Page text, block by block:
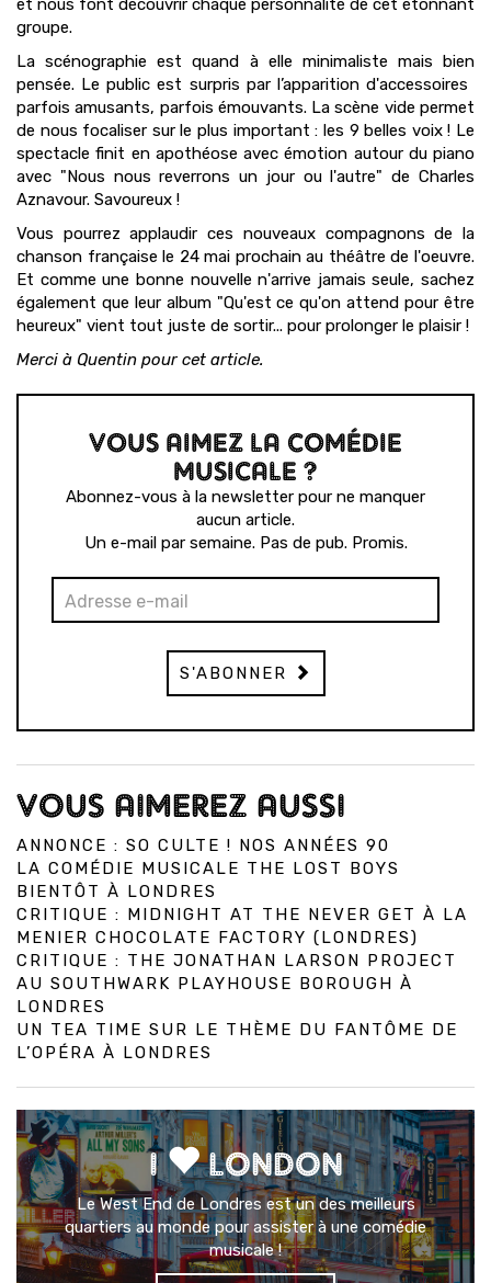
et nous font découvrir chaque personnalité de cet étonnant
groupe.
La scénographie est quand à elle minimaliste ​mais bien
pensée. Le public est surpris par l’apparition d'accessoires ​
parfois amusants, parfois émouvants. La scène vide ​permet
de nous focaliser sur le plus important : les 9 belles voix !​ ​Le
spectacle finit en apothéose ​avec émotion ​autour du piano
avec "Nous nous reverrons un jour ou l'autre​"​ de Charles
Aznavour. Savoureux !
Vous pourrez applaudir ces nouveaux compagnons de la
chanson française le 24 mai prochain au théâtre de l'oeuvre.
Et comme une bonne nouvelle n'arrive jamais seule, sachez
également que leur album "Qu'est ce qu'on attend pour être
heureux" vient tout juste de sortir... pour prolonger le plaisir !
Merci à Quentin pour cet article.
VOUS AIMEZ LA COMÉDIE
MUSICALE ?
Abonnez-vous à la newsletter pour ne manquer
aucun article.
Un e-mail par semaine. Pas de pub. Promis.
S'ABONNER
VOUS AIMEREZ AUSSI
ANNONCE : SO CULTE ! NOS ANNÉES 90
LA COMÉDIE MUSICALE THE LOST BOYS
BIENTÔT À LONDRES
CRITIQUE : MIDNIGHT AT THE NEVER GET À LA
MENIER CHOCOLATE FACTORY (LONDRES)
CRITIQUE : THE JONATHAN LARSON PROJECT
AU SOUTHWARK PLAYHOUSE BOROUGH À
LONDRES
UN TEA TIME SUR LE THÈME DU FANTÔME DE
L’OPÉRA À LONDRES
I LONDON
Le West End de Londres est un des meilleurs
quartiers au monde pour assister à une comédie
musicale !